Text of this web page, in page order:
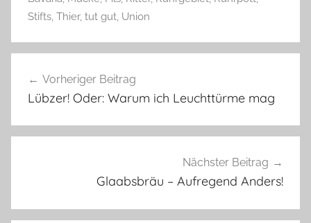
e
e
Stifts, Thier, tut gut, Union
Vorheriger Beitrag
Lübzer! Oder: Warum ich Leuchttürme mag
Nächster Beitrag
Glaabsbräu – Aufregend Anders!